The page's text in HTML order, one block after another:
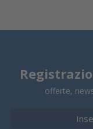
offerte,